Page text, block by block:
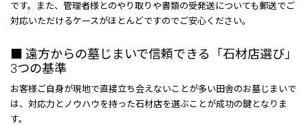
です。また、管理者様とのやり取りや書類の受発送についても郵送でご
対応いただけるケースがほとんどですのでご安心ください。
■ 遠方からの墓じまいで信頼できる「石材店選び」
3つの基準
お客様ご自身が現地で直接立ち会えないことが多い田舎のお墓じまいで
は、対応力とノウハウを持った石材店を選ぶことが成功の鍵となりま
す。